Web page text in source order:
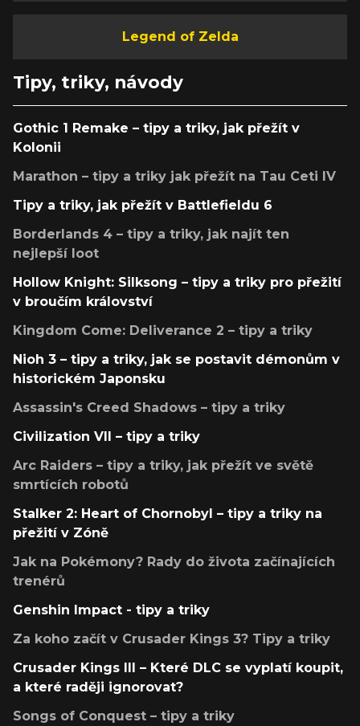
Legend of Zelda
Tipy, triky, návody
Gothic 1 Remake – tipy a triky, jak přežít v
Kolonii
Marathon – tipy a triky jak přežít na Tau Ceti IV
Tipy a triky, jak přežít v Battlefieldu 6
Borderlands 4 – tipy a triky, jak najít ten
nejlepší loot
Hollow Knight: Silksong – tipy a triky pro přežití
v broučím království
Kingdom Come: Deliverance 2 – tipy a triky
Nioh 3 – tipy a triky, jak se postavit démonům v
historickém Japonsku
Assassin's Creed Shadows – tipy a triky
Civilization VII – tipy a triky
Arc Raiders – tipy a triky, jak přežít ve světě
smrtících robotů
Stalker 2: Heart of Chornobyl – tipy a triky na
přežití v Zóně
Jak na Pokémony? Rady do života začínajících
trenérů
Genshin Impact - tipy a triky
Za koho začít v Crusader Kings 3? Tipy a triky
Crusader Kings III – Které DLC se vyplatí koupit,
a které raději ignorovat?
Songs of Conquest – tipy a triky